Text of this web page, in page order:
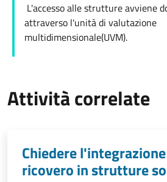
L'accesso alle strutture avviene
attraverso l'unità di valutazione
multidimensionale(UVM).
Attività correlate
Chiedere
ricovero in strutture